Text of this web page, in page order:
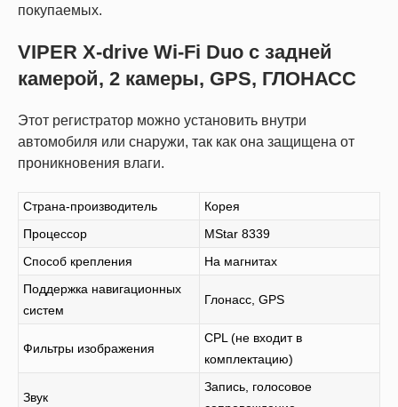
покупаемых.
VIPER X-drive Wi-Fi Duo с задней
камерой, 2 камеры, GPS, ГЛОНАСС
Этот регистратор можно установить внутри
автомобиля или снаружи, так как она защищена от
проникновения влаги.
Страна-производитель
Корея
Процессор
MStar 8339
Способ крепления
На магнитах
Поддержка навигационных
систем
Глонасс, GPS
Фильтры изображения
CPL (не входит в
комплектацию)
Звук
Запись, голосовое